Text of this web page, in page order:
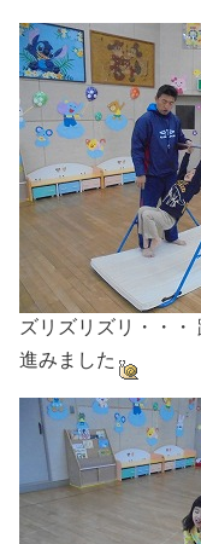
ズリズリズリ・・・
進みました